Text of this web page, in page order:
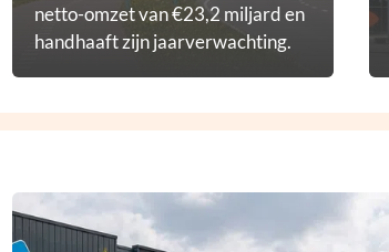
netto-omzet van €23,2 miljard en
handhaaft zijn jaarverwachting.